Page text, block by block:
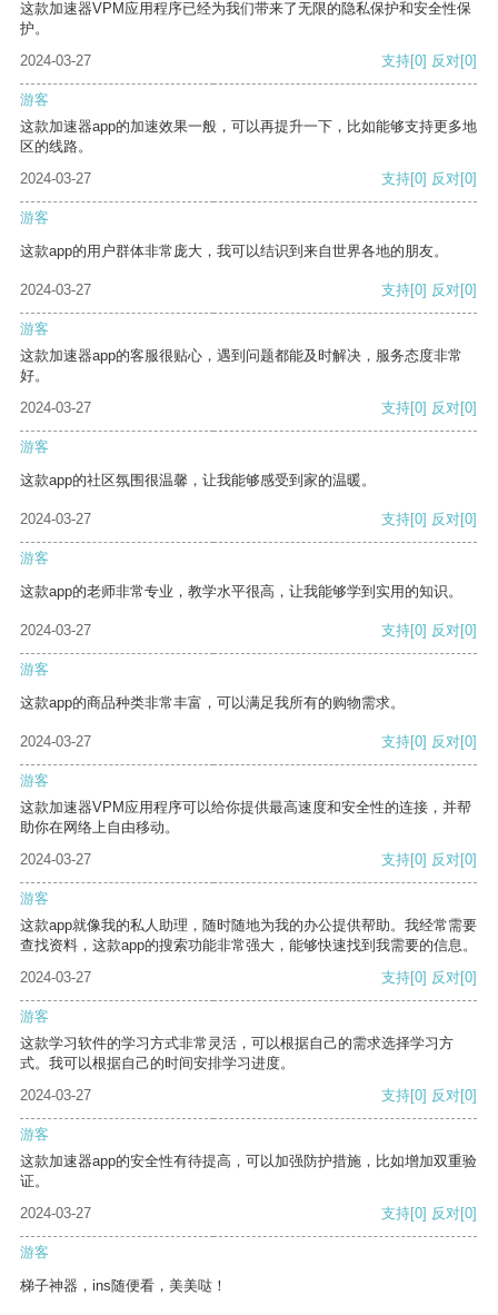
这款加速器VPM应用程序已经为我们带来了无限的隐私保护和安全性保
护。
2024-03-27
支持[0] 反对[0]
游客
这款加速器app的加速效果一般，可以再提升一下，比如能够支持更多地
区的线路。
2024-03-27
支持[0] 反对[0]
游客
这款app的用户群体非常庞大，我可以结识到来自世界各地的朋友。
2024-03-27 支持[0] 反对[0]
游客
这款加速器app的客服很贴心，遇到问题都能及时解决，服务态度非常
好。
2024-03-27
支持[0] 反对[0]
游客
这款app的社区氛围很温馨，让我能够感受到家的温暖。
2024-03-27 支持[0] 反对[0]
游客
这款app的老师非常专业，教学水平很高，让我能够学到实用的知识。
2024-03-27 支持[0] 反对[0]
游客
这款app的商品种类非常丰富，可以满足我所有的购物需求。
2024-03-27 支持[0] 反对[0]
游客
这款加速器VPM应用程序可以给你提供最高速度和安全性的连接，并帮
助你在网络上自由移动。
2024-03-27
支持[0] 反对[0]
游客
这款app就像我的私人助理，随时随地为我的办公提供帮助。我经常需要
查找资料，这款app的搜索功能非常强大，能够快速找到我需要的信息。
2024-03-27
支持[0] 反对[0]
游客
这款学习软件的学习方式非常灵活，可以根据自己的需求选择学习方
式。我可以根据自己的时间安排学习进度。
2024-03-27
支持[0] 反对[0]
游客
这款加速器app的安全性有待提高，可以加强防护措施，比如增加双重验
证。
2024-03-27
支持[0] 反对[0]
游客
梯子神器，ins随便看，美美哒！